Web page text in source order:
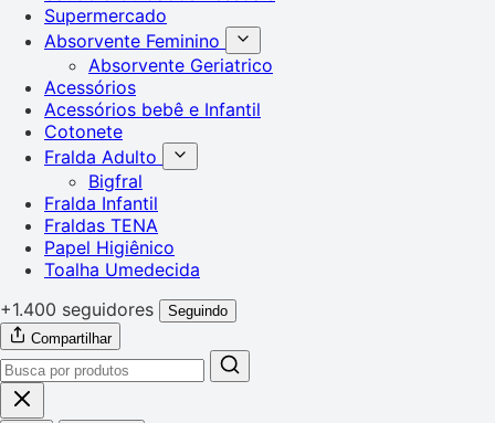
Supermercado
Absorvente Feminino
Absorvente Geriatrico
Acessórios
Acessórios bebê e Infantil
Cotonete
Fralda Adulto
Bigfral
Fralda Infantil
Fraldas TENA
Papel Higiênico
Toalha Umedecida
+1.400 seguidores
Seguindo
Compartilhar